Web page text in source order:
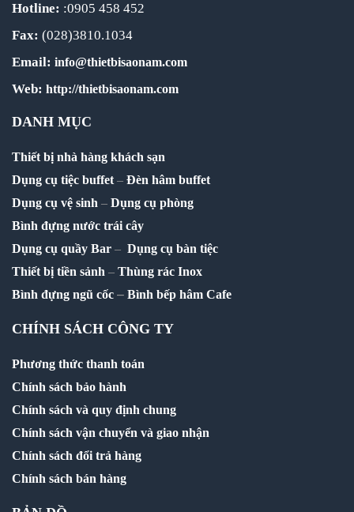
Hotline: :0905 458 452
Fax: (028)3810.1034
Email: info@thietbisaonam.com
Web: http://thietbisaonam.com
DANH MỤC
Thiết bị nhà hàng khách sạn
Dụng cụ tiệc buffet – Đèn hâm buffet
Dụng cụ vệ sinh – Dụng cụ phòng
Bình đựng nước trái cây
Dụng cụ quầy Bar – Dụng cụ bàn tiệc
Thiết bị tiền sảnh – Thùng rác Inox
Bình đựng ngũ cốc – Bình bếp hâm Cafe
CHÍNH SÁCH CÔNG TY
Phương thức thanh toán
Chính sách bảo hành
Chính sách và quy định chung
Chính sách vận chuyển và giao nhận
Chính sách đổi trả hàng
Chính sách bán hàng